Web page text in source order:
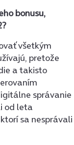
bonusu,
všetkým
pretože
a takisto
správanie
od leta
sa nesprávali